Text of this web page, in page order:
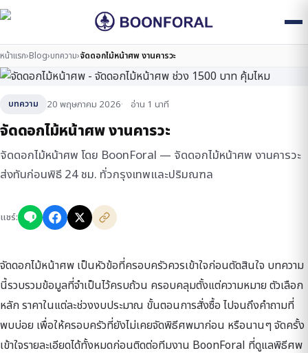
หน้าแรก›Blog›บทความ›จัดดอกไม้หน้าศพ งานคารวะ
บทความ 20 พฤษภาคม 2026 อ่าน 1 นาที
จัดดอกไม้หน้าศพ งานคารวะ
จัดดอกไม้หน้าศพ โดย BoonForal — จัดดอกไม้หน้าศพ งานคารวะ
ส่งทันก่อนพิธี 24 ชม. ทั่วกรุงเทพและปริมณฑล
แชร์:
จัดดอกไม้หน้าศพ เป็นหัวข้อที่ครอบครัวควรเข้าใจก่อนตัดสินใจ บทความ
นี้รวบรวมข้อมูลที่จำเป็นไว้ครบถ้วน ครอบคลุมตั้งแต่ความหมาย ตัวเลือก
หลัก ราคาในแต่ละช่วงงบประมาณ ขั้นตอนการสั่งซื้อ ไปจนถึงคำถามที่
พบบ่อย เพื่อให้ครอบครัวที่ยังไม่เคยจัดพิธีศพมาก่อน หรือนานๆ จัดครั้ง
เข้าใจรายละเอียดได้ทั้งหมดก่อนติดต่อทีมงาน BoonForal ที่ดูแลพิธีศพ